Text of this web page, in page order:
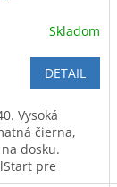
Skladom
DETAIL
Vysoká
čierna,
dosku.
pre